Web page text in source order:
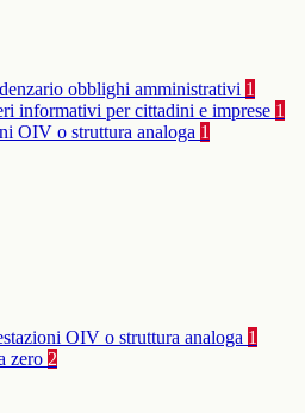
obblighi amministrativi 1
informativi per cittadini e imprese 1
OIV o struttura analoga 1
OIV o struttura analoga 1
zero 2